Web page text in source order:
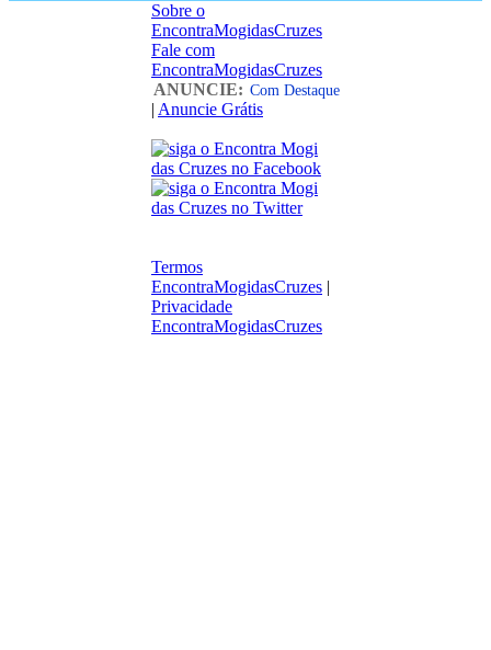
Sobre o
EncontraMogidasCruzes
Fale com
EncontraMogidasCruzes
ANUNCIE: Com Destaque
| Anuncie Grátis
Termos
EncontraMogidasCruzes |
Privacidade
EncontraMogidasCruzes